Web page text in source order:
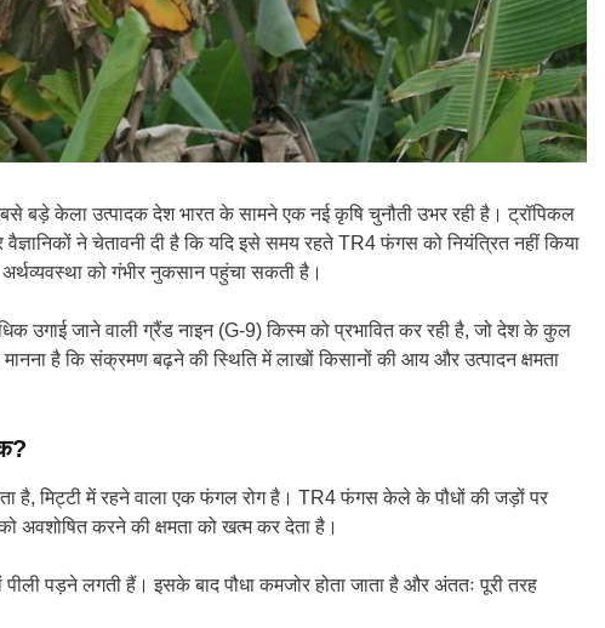
बड़े केला उत्पादक देश भारत के सामने एक नई कृषि चुनौती उभर रही है। ट्रॉपिकल
ने चेतावनी दी है कि यदि इसे समय रहते TR4 फंगस को नियंत्रित नहीं किया
को गंभीर नुकसान पहुंचा सकती है।
उगाई जाने वाली ग्रैंड नाइन (G-9) किस्म को प्रभावित कर रही है, जो देश के कुल
मानना है कि संक्रमण बढ़ने की स्थिति में लाखों किसानों की आय और उत्पादन क्षमता
है, मिट्टी में रहने वाला एक फंगल रोग है। TR4 फंगस केले के पौधों की जड़ों पर
अवशोषित करने की क्षमता को खत्म कर देता है।
पड़ने लगती हैं। इसके बाद पौधा कमजोर होता जाता है और अंततः पूरी तरह